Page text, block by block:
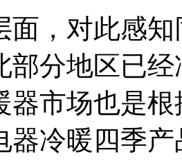
对此感知
部分地区已
器市场也是
器冷暖四季